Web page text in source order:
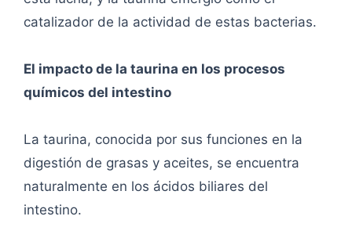
catalizador de la actividad de estas bacterias.
El impacto de la taurina en los procesos
químicos del intestino
La taurina, conocida por sus funciones en la
digestión de grasas y aceites, se encuentra
naturalmente en los ácidos biliares del
intestino.